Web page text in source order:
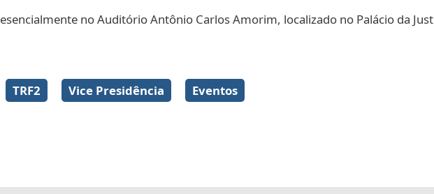
no Auditório Antônio Carlos Amorim, localizado no Palácio da
TRF2 Vice Presidência
Eventos